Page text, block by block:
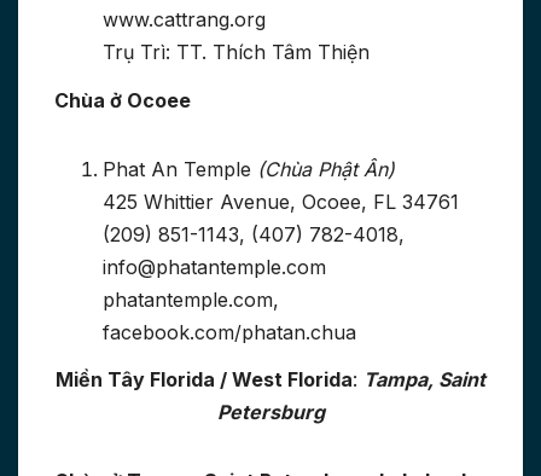
www.cattrang.org
Trụ Trì: TT. Thích Tâm Thiện
Chùa ở Ocoee
Phat An Temple (Chùa Phật Ân)
425 Whittier Avenue, Ocoee, FL 34761
(209) 851-1143, (407) 782-4018,
info@phatantemple.com
phatantemple.com,
facebook.com/phatan.chua
Miền Tây Florida / West Florida: Tampa, Saint
Petersburg